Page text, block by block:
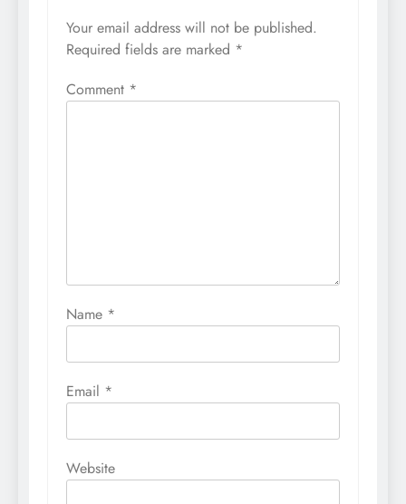
Your email address will not be published.
Required fields are marked *
Comment *
Name *
Email *
Website